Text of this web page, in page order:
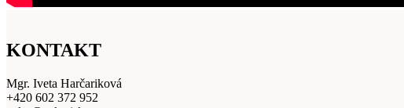
KONTAKT
Mgr. Iveta Harčariková
+420 602 372 952